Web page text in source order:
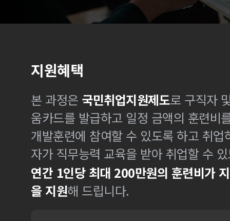
지원혜택
본 과정은 국민취업지원제도로 구직자
움카드를 발급하고 일정 금액의 훈련비
개발훈련에 참여할 수 있도록 하고 취
자가 직무능력 교육을 받아 취업할 수
연간 1인당 최대 200만원의 훈련비가
을 지원해 드립니다.